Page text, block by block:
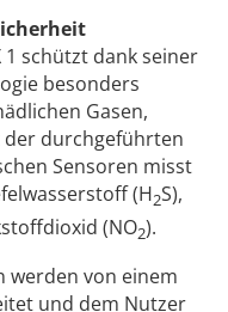
1 schützt dank seiner
besonders
Gasen,
der durchgeführten
Sensoren misst
(H2S),
(NO2).
werden von einem
und dem Nutzer